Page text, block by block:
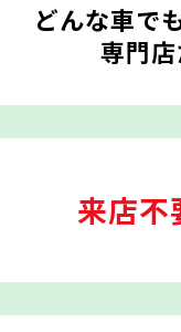
どんな車で
専門
来店不